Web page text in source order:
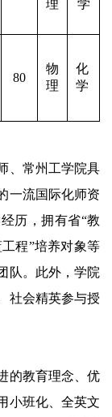
理 学
80
物
理
化
学
、常州工学院具
一流国际化师资
历，拥有省“教
程”培养对象等
队。此外，学院
社会精英参与授
的教育理念、优
小班化、全英文